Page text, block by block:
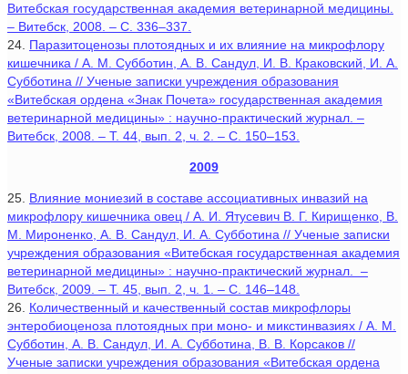
Витебская государственная академия ветеринарной медицины.
– Витебск, 2008. – С. 336–337.
24. Паразитоценозы плотоядных и их влияние на микрофлору
кишечника / А. М. Субботин, А. В. Сандул, И. В. Краковский, И. А.
Субботина // Ученые записки учреждения образования
«Витебская ордена «Знак Почета» государственная академия
ветеринарной медицины» : научно-практический журнал. –
Витебск, 2008. – Т. 44, вып. 2, ч. 2. – С. 150–153.
2009
25. Влияние мониезий в составе ассоциативных инвазий на
микрофлору кишечника oвeц / А. И. Ятусевич В. Г. Кирищенко, В.
М. Мироненко, А. В. Сандул, И. А. Субботина // Ученые записки
учреждения образования «Витебская государственная академия
ветеринарной медицины» : научно-практический журнал. –
Витебск, 2009. – Т. 45, вып. 2, ч. 1. – С. 146–148.
26. Количественный и качественный состав микрофлоры
энтеробиоценоза плотоядных при моно- и микстинвазиях / А. М.
Субботин, А. В. Сандул, И. А. Субботина, В. В. Корсаков //
Ученые записки учреждения образования «Витебская ордена